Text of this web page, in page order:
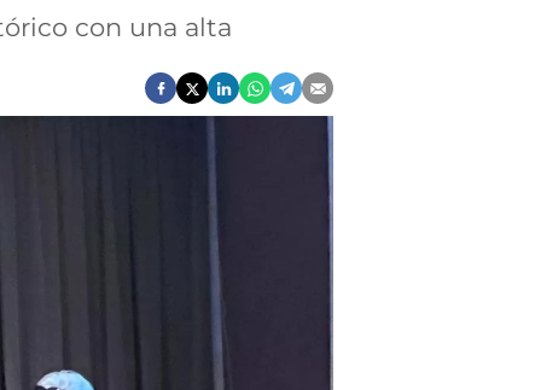
con una alta